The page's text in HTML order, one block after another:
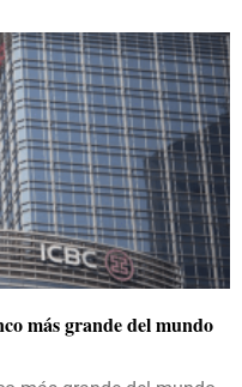
más grande del mundo